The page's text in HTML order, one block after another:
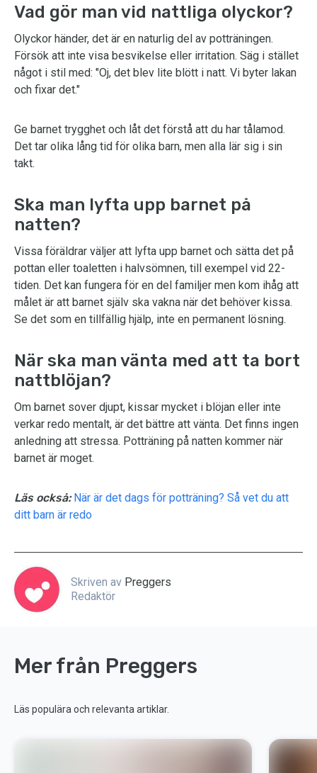
Vad gör man vid nattliga olyckor?
Olyckor händer, det är en naturlig del av potträningen.
Försök att inte visa besvikelse eller irritation. Säg i stället
något i stil med: "Oj, det blev lite blött i natt. Vi byter lakan
och fixar det."
Ge barnet trygghet och låt det förstå att du har tålamod.
Det tar olika lång tid för olika barn, men alla lär sig i sin
takt.
Ska man lyfta upp barnet på
natten?
Vissa föräldrar väljer att lyfta upp barnet och sätta det på
pottan eller toaletten i halvsömnen, till exempel vid 22-
tiden. Det kan fungera för en del familjer men kom ihåg att
målet är att barnet själv ska vakna när det behöver kissa.
Se det som en tillfällig hjälp, inte en permanent lösning.
När ska man vänta med att ta bort
nattblöjan?
Om barnet sover djupt, kissar mycket i blöjan eller inte
verkar redo mentalt, är det bättre att vänta. Det finns ingen
anledning att stressa. Potträning på natten kommer när
barnet är moget.
Läs också: När är det dags för potträning? Så vet du att
ditt barn är redo
Skriven av Preggers
Redaktör
Mer från Preggers
Läs populära och relevanta artiklar.